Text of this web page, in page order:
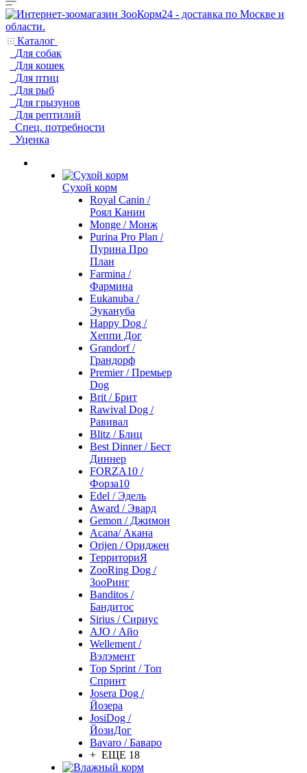
Каталог
Для собак
Для кошек
Для птиц
Для рыб
Для грызунов
Для рептилий
Спец. потребности
Уценка
Сухой корм
Royal Canin /
Роял Канин
Monge / Монж
Purina Pro Plan /
Пурина Про
План
Farmina /
Фармина
Eukanuba /
Эукануба
Happy Dog /
Хеппи Дог
Grandorf /
Грандорф
Premier / Премьер
Dog
Brit / Брит
Rawival Dog /
Равивал
Blitz / Блиц
Best Dinner / Бест
Диннер
FORZA10 /
Форза10
Edel / Эдель
Award / Эвард
Gemon / Джимон
Acana/ Акана
Orijen / Ориджен
ТерриториЯ
ZooRing Dog /
ЗооРинг
Banditos /
Бандитос
Sirius / Сириус
AJO / Айо
Wellement /
Вэлэмент
Top Sprint / Топ
Спринт
Josera Dog /
Йозера
JosiDog /
ЙозиДог
Bavaro / Баваро
+ ЕЩЕ 18